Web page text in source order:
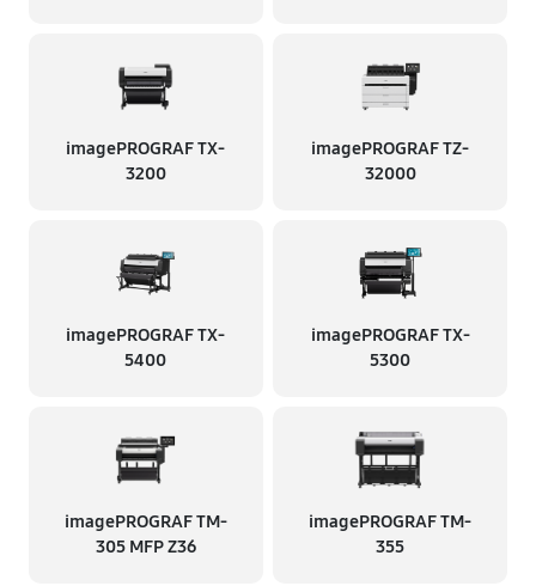
imagePROGRAF TX-
3200
imagePROGRAF TZ-
32000
imagePROGRAF TX-
5400
imagePROGRAF TX-
5300
imagePROGRAF TM-
305 MFP Z36
imagePROGRAF TM-
355